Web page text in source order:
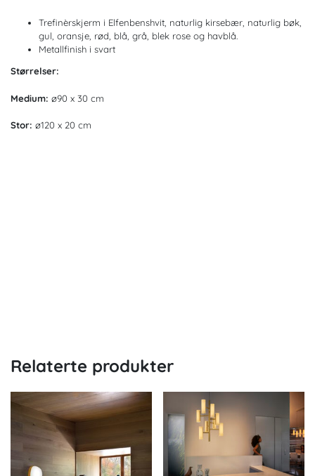
Trefinèrskjerm i Elfenbenshvit, naturlig kirsebær, naturlig bøk,
gul, oransje, rød, blå, grå, blek rose og havblå.
Metallfinish i svart
Størrelser:
Medium: ø90 x 30 cm
Stor: ø120 x 20 cm
Relaterte produkter